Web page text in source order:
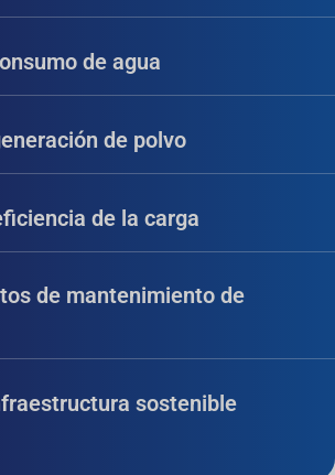
de agua
de polvo
de la carga
de mantenimiento de
sostenible